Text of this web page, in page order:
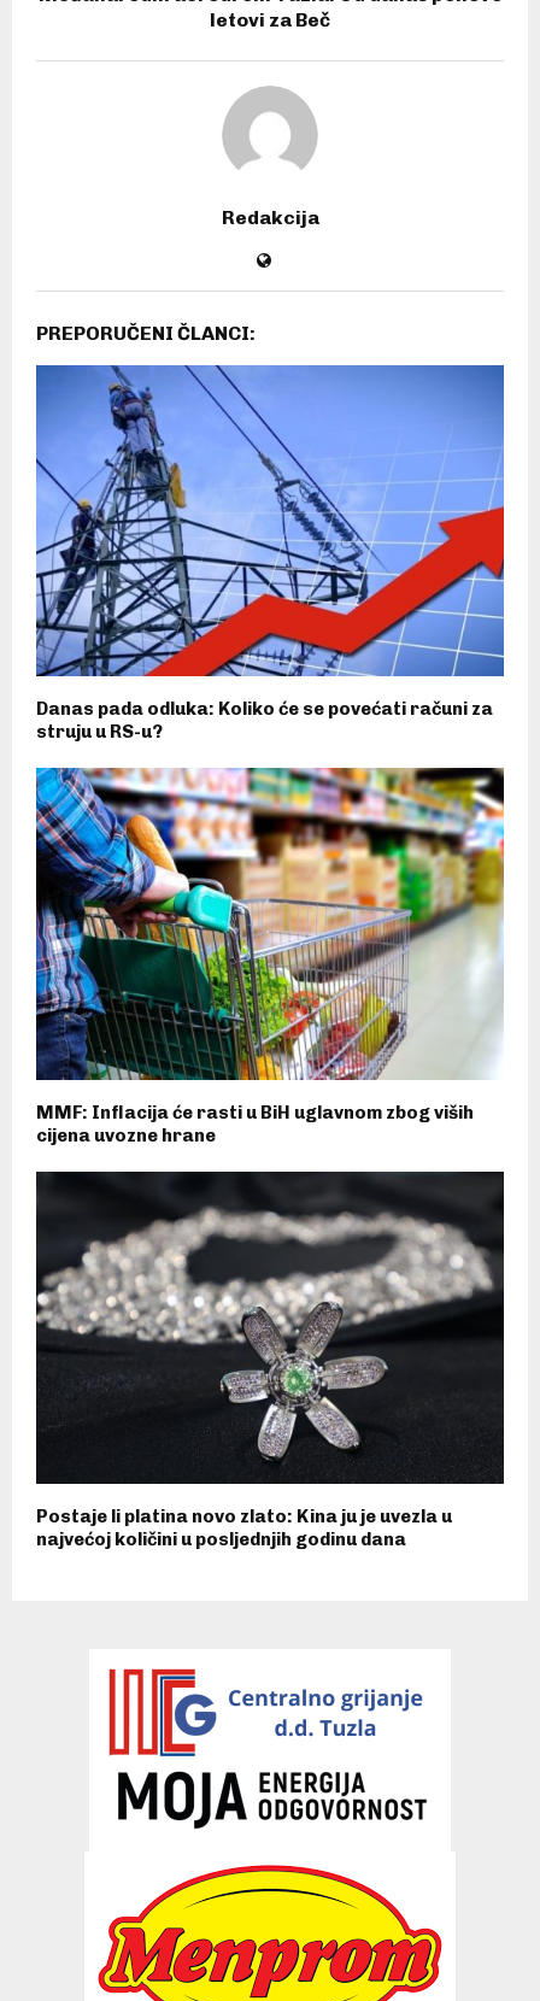
letovi za Beč
Redakcija
PREPORUČENI ČLANCI:
Danas pada odluka: Koliko će se povećati računi za
struju u RS-u?
MMF: Inflacija će rasti u BiH uglavnom zbog viših
cijena uvozne hrane
Postaje li platina novo zlato: Kina ju je uvezla u
najvećoj količini u posljednjih godinu dana